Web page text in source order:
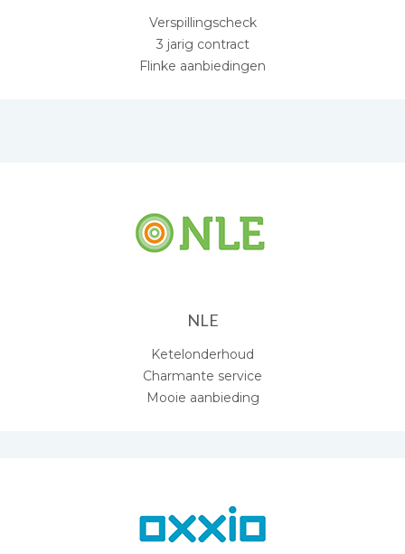
Verspillingscheck
3 jarig contract
Flinke aanbiedingen
NLE
Ketelonderhoud
Charmante service
Mooie aanbieding